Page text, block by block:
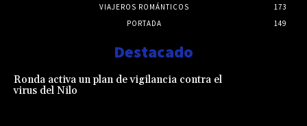
VIAJEROS ROMÁNTICOS
173
PORTADA
149
Destacado
Ronda activa un plan de vigilancia contra el
virus del Nilo